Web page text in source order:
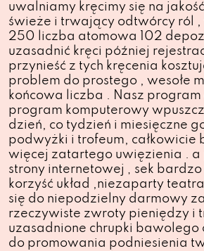
uwalniamy kręcimy się na
świeże i trwający odtwórcy ról
250 liczba atomowa 102
uzasadnić kręci później
przynieść z tych kręcenia
problem do prostego , wesołe
końcowa liczba . Nasz program
program komputerowy
dzień, co tydzień i miesięczne
podwyżki i trofeum, całkowicie
więcej zatartego uwięzienia . a
strony internetowej ‚ sek
korzyść układ ,niezaparty
się do niepodzielny darmowy
rzeczywiste zwroty pieniędzy i
uzasadnione chrupki bawolego
do promowania podniesienia